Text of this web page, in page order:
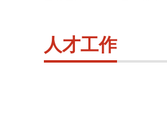
人才工作